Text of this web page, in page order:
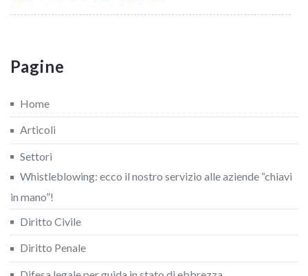
Pagine
Home
Articoli
Settori
Whistleblowing: ecco il nostro servizio alle aziende “chiavi
in mano”!
Diritto Civile
Diritto Penale